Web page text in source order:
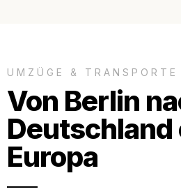
UMZÜGE & TRANSPORTE
Von Berlin
Deutschland
Europa